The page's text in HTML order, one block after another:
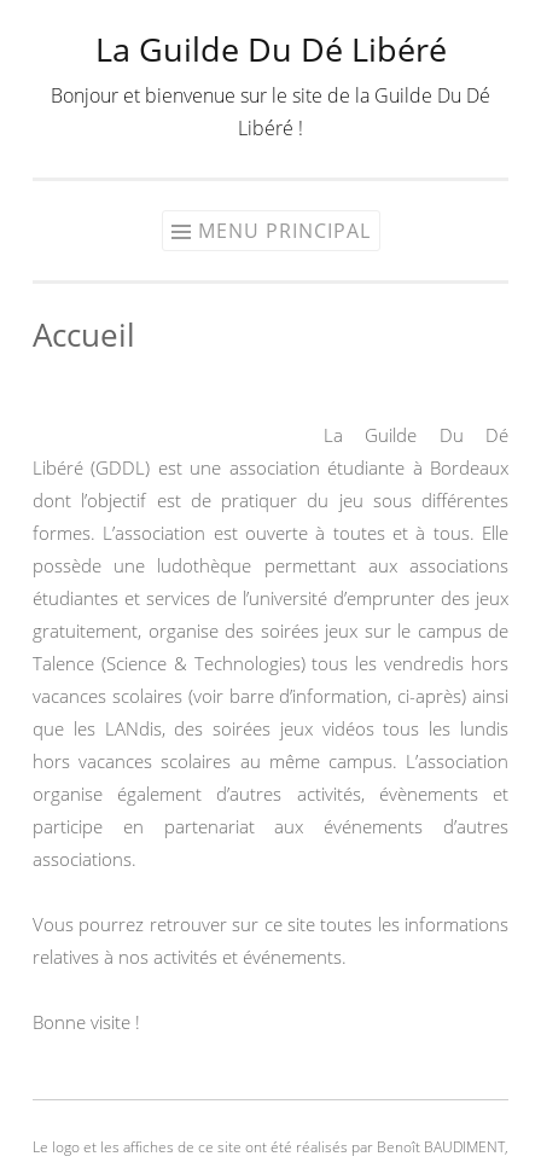
contenu
La Guilde Du Dé Libéré
Bonjour et bienvenue sur le site de la Guilde Du Dé
Libéré !
MENU PRINCIPAL
Accueil
La Guilde Du Dé
Libéré (GDDL) est une association étudiante à Bordeaux
dont l’objectif est de pratiquer du jeu sous différentes
formes. L’association est ouverte à toutes et à tous. Elle
possède une ludothèque permettant aux associations
étudiantes et services de l’université d’emprunter des jeux
gratuitement, organise des soirées jeux sur le campus de
Talence (Science & Technologies) tous les vendredis hors
vacances scolaires (voir barre d’information, ci-après) ainsi
que les LANdis, des soirées jeux vidéos tous les lundis
hors vacances scolaires au même campus. L’association
organise également d’autres activités, évènements et
participe en partenariat aux événements d’autres
associations.
Vous pourrez retrouver sur ce site toutes les informations
relatives à nos activités et événements.
Bonne visite !
Le logo et les affiches de ce site ont été réalisés par Benoît BAUDIMENT,